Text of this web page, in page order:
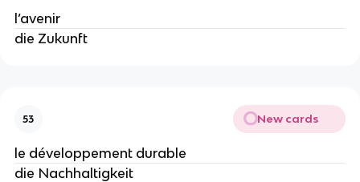
l’avenir
die Zukunft
53 New cards
le développement durable
die Nachhaltigkeit